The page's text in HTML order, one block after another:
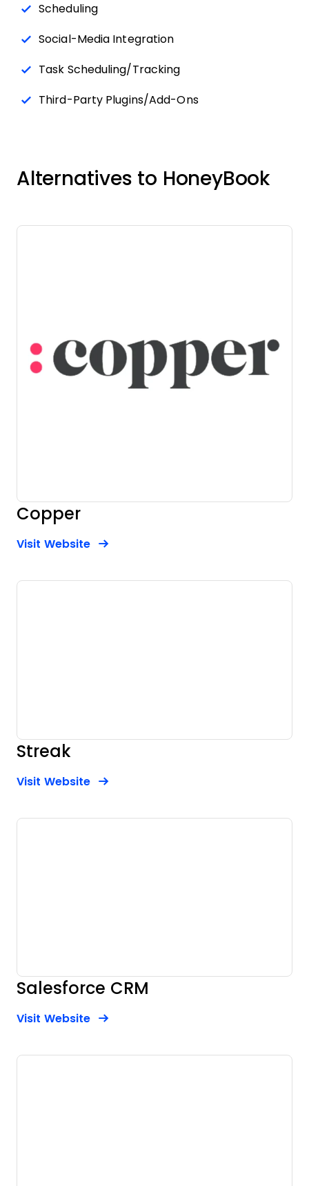
Scheduling
Social-Media Integration
Task Scheduling/Tracking
Third-Party Plugins/Add-Ons
Alternatives to HoneyBook
Copper
Visit WebsiteOpens New Window
Streak
Visit WebsiteOpens New Window
Salesforce CRM
Visit WebsiteOpens New Window